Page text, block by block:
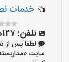
خدمات
تلفن:
لطفا پس از